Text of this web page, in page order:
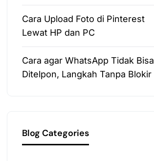
Cara Upload Foto di Pinterest
Lewat HP dan PC
Cara agar WhatsApp Tidak Bisa
Ditelpon, Langkah Tanpa Blokir
Blog Categories